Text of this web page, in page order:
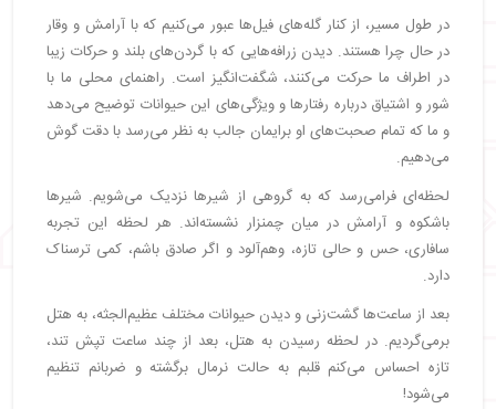
در طول مسیر، از کنار گله‌های فیل‌ها عبور می‌کنیم که با آرامش و وقار
در حال چرا هستند. دیدن زرافه‌هایی که با گردن‌های بلند و حرکات زیبا
در اطراف ما حرکت می‌کنند، شگفت‌انگیز است. راهنمای محلی ما با
شور و اشتیاق درباره رفتارها و ویژگی‌های این حیوانات توضیح می‌دهد
و ما که تمام صحبت‌های او برایمان جالب به نظر می‌رسد با دقت گوش
می‌دهیم.
لحظه‌ای فرامی‌رسد که به گروهی از شیرها نزدیک می‌شویم. شیرها
باشکوه و آرامش در میان چمنزار نشسته‌اند. هر لحظه این تجربه
سافاری، حس و حالی تازه، وهم‌آلود و اگر صادق باشم، کمی ترسناک
دارد.
بعد از ساعت‌ها گشت‌زنی و دیدن حیوانات مختلف عظیم‌الجثه، به هتل
برمی‌گردیم. در لحظه رسیدن به هتل، بعد از چند ساعت تپش تند،
تازه احساس می‌کنم قلبم به حالت نرمال برگشته و ضربانم تنظیم
می‌شود!